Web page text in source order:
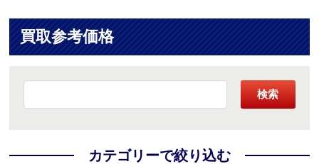
買取参考価格
検索
カテゴリーで絞り込む